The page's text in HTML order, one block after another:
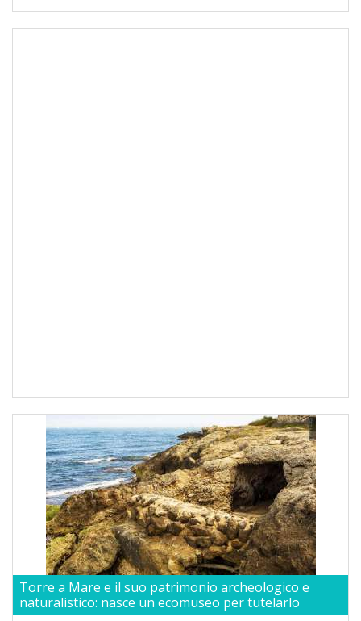
Torre a Mare e il suo patrimonio archeologico e
naturalistico: nasce un ecomuseo per tutelarlo